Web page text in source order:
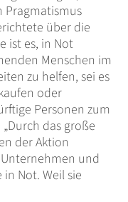
Pragmatismus
über die
ist es, in Not
Menschen im
zu helfen, sei es
oder
Personen zum
das große
der Aktion
und
Not. Weil sie